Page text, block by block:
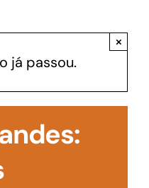
já passou.
×